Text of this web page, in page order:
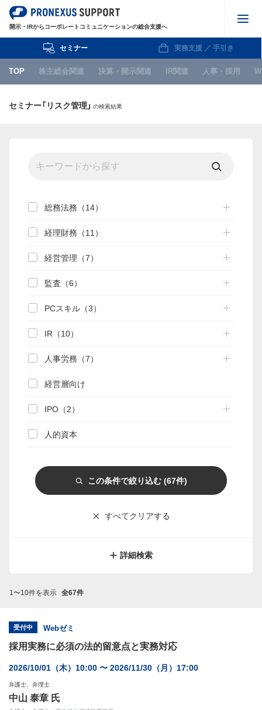
開示・IRからコーポレートコミュニケーションの総合支援へ
決算・開示関連
IR関連
お知らせ
セミナー
PRONEXUS SUPPORTの使い方
実務支援機能
実務支援DB
Webゼミプレミアム
TOP 株主総会関連 決算・開示関連 IR関連 人事・採用
セミナー 実務支援 ／ 手引き
セミナー「リスク管理」 の検索結果
総務法務（14）
経理財務（11）
経営管理（7）
監査（6）
PCスキル（3）
IR（10）
人事労務（7）
経営層向け
IPO（2）
人的資本
この条件で絞り込む (67件)
すべてクリアする
詳細検索
1〜10件を表示 全67件
受付中 Webゼミ
採用実務に必須の法的留意点と実務対応
2026/10/01（木）10:00 〜 2026/11/30（月）17:00
弁護士、弁理士
中山 泰章 氏